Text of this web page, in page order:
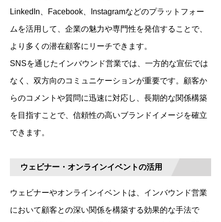
LinkedIn、Facebook、Instagramなどのプラットフォー
ムを活用して、企業の魅力や専門性を発信することで、
より多くの潜在顧客にリーチできます。
SNSを通じたインバウンド営業では、一方的な宣伝では
なく、双方向のコミュニケーションが重要です。顧客か
らのコメントや質問に迅速に対応し、長期的な関係構築
を目指すことで、信頼性の高いブランドイメージを確立
できます。
ウェビナー・オンラインイベントの活用
ウェビナーやオンラインイベントは、インバウンド営業
において顧客との深い関係を構築する効果的な手法で